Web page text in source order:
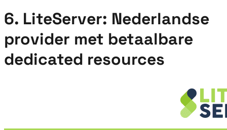
6. LiteServer: Nederlandse
provider met betaalbare
dedicated resources